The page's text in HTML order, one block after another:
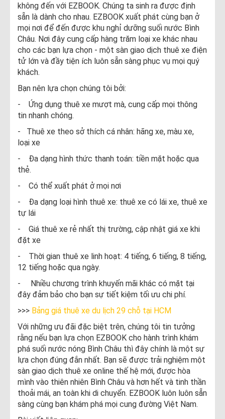
không đến với EZBOOK. Chúng ta sinh ra được định
sẵn là dành cho nhau. EZBOOK xuất phát cùng bạn ở
mọi nơi để đến được khu nghỉ dưỡng suối nước Bình
Châu. Nơi đây cung cấp hàng trăm loại xe khác nhau
cho các bạn lựa chọn - một sàn giao dịch thuê xe điện
tử lớn và đầy tiện ích luôn sẵn sàng phục vụ mọi quý
khách.
Bạn nên lựa chọn chúng tôi bởi:
- Ứng dụng thuê xe mượt mà, cung cấp mọi thông
tin nhanh chóng.
- Thuê xe theo sở thích cá nhân: hãng xe, màu xe,
loại xe
- Đa dạng hình thức thanh toán: tiền mặt hoặc qua
thẻ.
- Có thể xuất phát ở mọi nơi
- Đa dạng loại hình thuê xe: thuê xe có lái xe, thuê xe
tự lái
- Giá thuê xe rẻ nhất thị trường, cập nhật giá xe khi
đặt xe
- Thời gian thuê xe linh hoạt: 4 tiếng, 6 tiếng, 8 tiếng,
12 tiếng hoặc qua ngày.
- Nhiều chương trình khuyến mãi khác có mặt tại
đây đảm bảo cho bạn sự tiết kiệm tối ưu chi phí.
>>> Bảng giá thuê xe du lịch 29 chỗ tại HCM
Với những ưu đãi đặc biệt trên, chúng tôi tin tưởng
rằng nếu bạn lựa chọn EZBOOK cho hành trình khám
phá suối nước nóng Bình Châu thì đây chính là một sự
lựa chọn đúng đắn nhất. Bạn sẽ được trải nghiệm một
sàn giao dịch thuê xe online thế hệ mới, được hòa
mình vào thiên nhiên Bình Châu và hơn hết và tinh thần
thoải mái, an toàn khi di chuyển. EZBOOK luôn luôn sẵn
sàng cùng bạn khám phá mọi cung đường Việt Nam.